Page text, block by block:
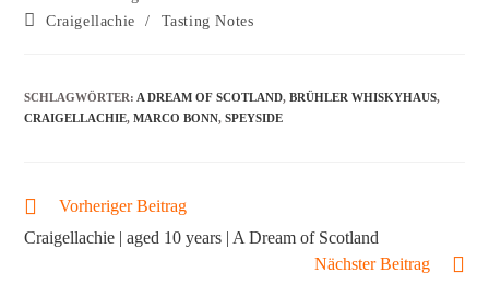
Craigellachie
/ Tasting Notes
SCHLAGWÖRTER: A DREAM OF SCOTLAND, BRÜHLER WHISKYHAUS,
CRAIGELLACHIE, MARCO BONN, SPEYSIDE
Vorheriger Beitrag
Craigellachie | aged 10 years | A Dream of Scotland
Nächster Beitrag